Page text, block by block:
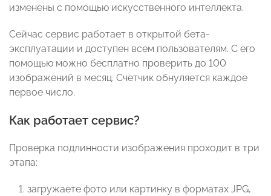
изменены с помощью искусственного интеллекта.
Сейчас сервис работает в открытой бета-
эксплуатации и доступен всем пользователям. С его
помощью можно бесплатно проверить до 100
изображений в месяц. Счетчик обнуляется каждое
первое число.
Как работает сервис?
Проверка подлинности изображения проходит в три
этапа:
загружаете фото или картинку в форматах JPG,